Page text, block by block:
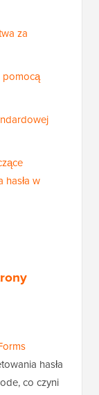
za
pomocą
w
hasła
co czyni